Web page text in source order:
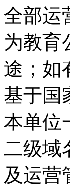
全部运
为教育
途；如
基于国
本单位
二级域
及运营